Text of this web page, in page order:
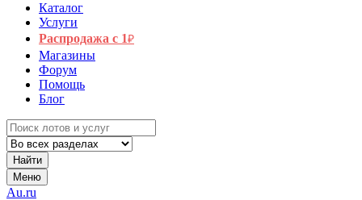
Каталог
Услуги
Распродажа с 1₽
Магазины
Форум
Помощь
Блог
Найти
Меню
Au.ru